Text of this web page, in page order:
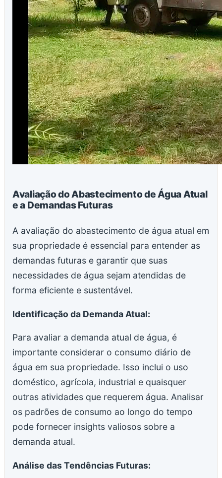
Avaliação do Abastecimento de Água Atual
e a Demandas Futuras
A avaliação do abastecimento de água atual em
sua propriedade é essencial para entender as
demandas futuras e garantir que suas
necessidades de água sejam atendidas de
forma eficiente e sustentável.
Identificação da Demanda Atual:
Para avaliar a demanda atual de água, é
importante considerar o consumo diário de
água em sua propriedade. Isso inclui o uso
doméstico, agrícola, industrial e quaisquer
outras atividades que requerem água. Analisar
os padrões de consumo ao longo do tempo
pode fornecer insights valiosos sobre a
demanda atual.
Análise das Tendências Futuras: